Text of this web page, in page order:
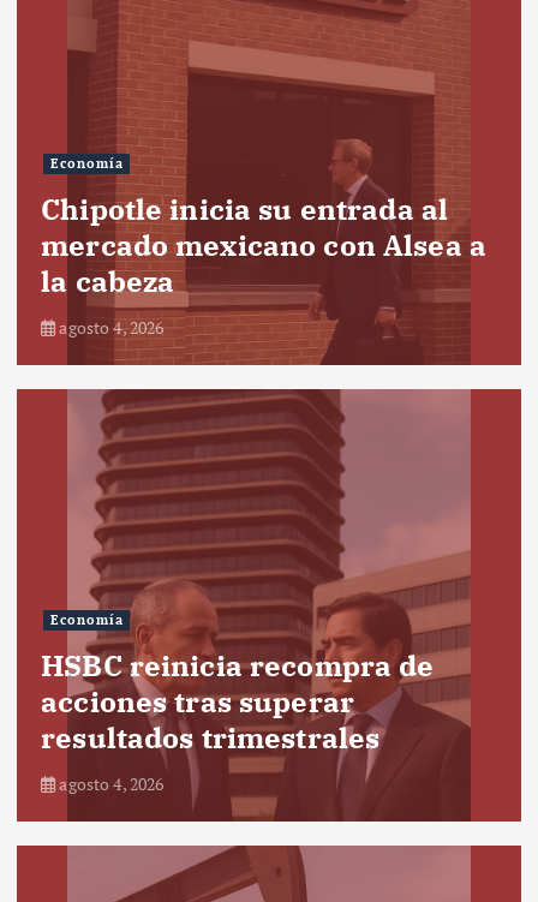
Economía
Chipotle inicia su entrada al
mercado mexicano con Alsea a
la cabeza
agosto 4, 2026
Economía
HSBC reinicia recompra de
acciones tras superar
resultados trimestrales
agosto 4, 2026